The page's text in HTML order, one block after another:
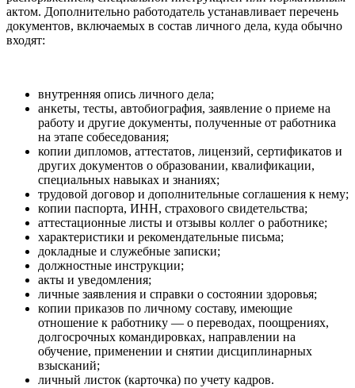
актом. Дополнительно работодатель устанавливает перечень
документов, включаемых в состав личного дела, куда обычно
входят:
внутренняя опись личного дела;
анкеты, тесты, автобиография, заявление о приеме на
работу и другие документы, полученные от работника
на этапе собеседования;
копии дипломов, аттестатов, лицензий, сертификатов и
других документов о образовании, квалификации,
специальных навыках и знаниях;
трудовой договор и дополнительные соглашения к нему;
копии паспорта, ИНН, страхового свидетельства;
аттестационные листы и отзывы коллег о работнике;
характеристики и рекомендательные письма;
докладные и служебные записки;
должностные инструкции;
акты и уведомления;
личные заявления и справки о состоянии здоровья;
копии приказов по личному составу, имеющие
отношение к работнику — о переводах, поощрениях,
долгосрочных командировках, направлении на
обучение, применении и снятии дисциплинарных
взысканий;
личный листок (карточка) по учету кадров.